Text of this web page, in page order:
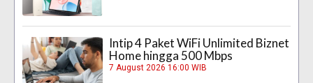
Intip 4 Paket WiFi Unlimited Biznet
Home hingga 500 Mbps
7 August 2026 16:00 WIB